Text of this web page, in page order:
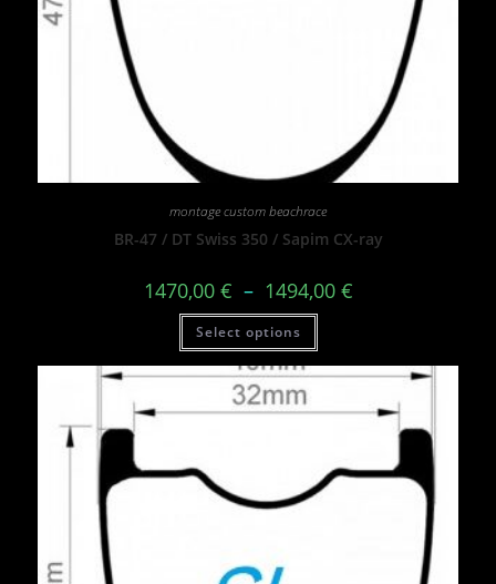
montage custom beachrace
BR-47 / DT Swiss 350 / Sapim CX-ray
1470,00 € – 1494,00 €
Select options